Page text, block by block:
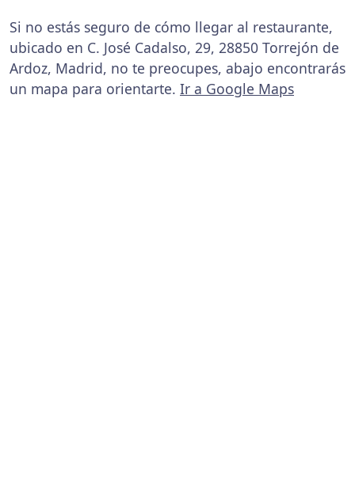
Si no estás seguro de cómo llegar al restaurante,
ubicado en C. José Cadalso, 29, 28850 Torrejón de
Ardoz, Madrid, no te preocupes, abajo encontrarás
un mapa para orientarte. Ir a Google Maps